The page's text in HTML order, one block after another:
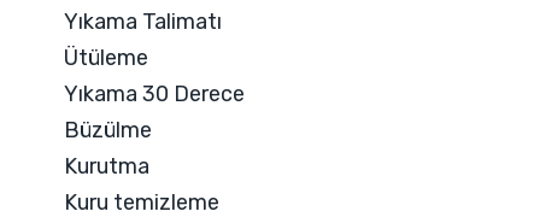
Yıkama Talimatı
Ütüleme
Yıkama 30 Derece
Büzülme
Kurutma
Kuru temizleme